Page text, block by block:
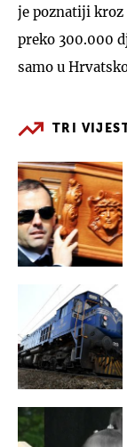
je poznatiji kroz
preko 300.000
samo u
TRI